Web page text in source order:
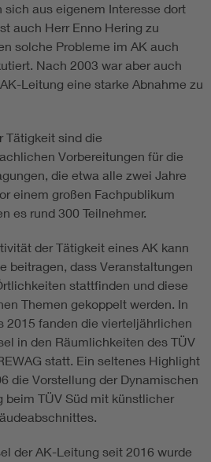
sich aus eigenem Interesse dort
auch Herr Enno Hering zu
solche Probleme im AK auch
Nach 2003 war aber auch
Leitung eine starke Abnahme zu
Tätigkeit sind die
Vorbereitungen für die
die etwa alle zwei Jahre
einem großen Fachpublikum
es rund 300 Teilnehmer.
der Tätigkeit eines AK kann
beitragen, dass Veranstaltungen
stattfinden und diese
Themen gekoppelt werden. In
2015 fanden die vierteljährlichen
in den Räumlichkeiten des TÜV
statt. Ein seltenes Highlight
die Vorstellung der Dynamischen
TÜV Süd mit künstlicher
der AK-Leitung seit 2016 wurde